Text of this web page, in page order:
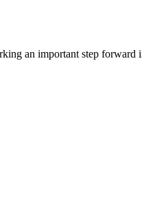
an important step forward